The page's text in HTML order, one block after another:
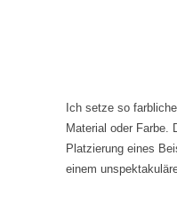
Ich setze so
Material oder Farbe.
Platzierung eines
einem